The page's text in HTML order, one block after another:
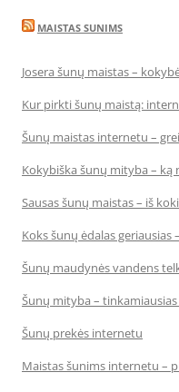
MAISTAS SUNIMS
Josera šunų maistas –
Kur pirkti šunų maistą:
Šunų maistas internetu –
Kokybiška šunų mityba – ką
Sausas šunų maistas – iš
Koks šunų ėdalas geriausias
Šunų maudynės vandens
Šunų mityba –
Šunų prekės internetu
Maistas šunims internetu –